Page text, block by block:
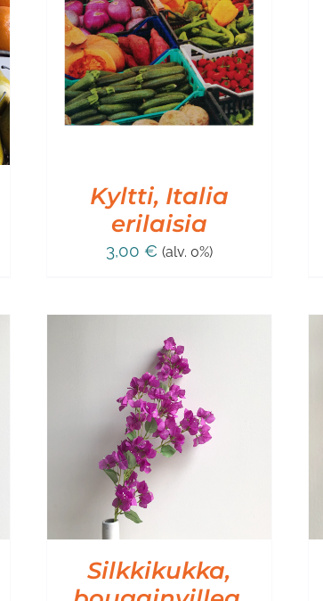
Kyltti, Italia
erilaisia
3,00 € (alv. 0%)
LISÄÄ OSTOSKORIIN
/
LISÄTIEDOT
Silkkikukka,
LISÄÄ OSTOSKORIIN
LISÄTIEDOT